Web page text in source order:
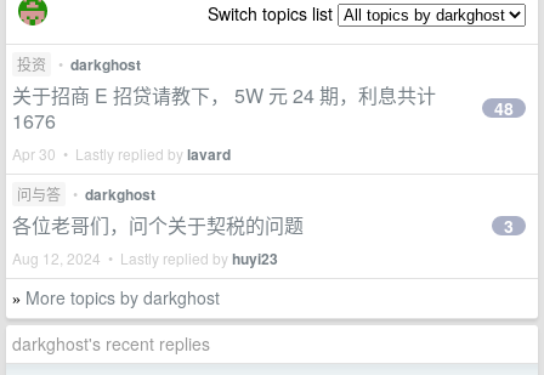
Switch topics list
投资 • darkghost
关于招商 E 招贷请教下， 5W 元 24 期，利息共计
1676
Apr 30 • Lastly replied bylavard
48
问与答 • darkghost
各位老哥们，问个关于契税的问题
Aug 12, 2024 • Lastly replied byhuyi23
3
» More topics by darkghost
darkghost's recent replies